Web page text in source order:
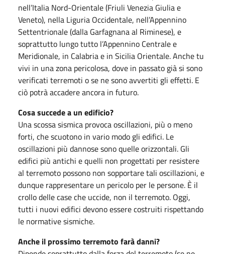
nell’Italia Nord-Orientale (Friuli Venezia Giulia e
Veneto), nella Liguria Occidentale, nell’Appennino
Settentrionale (dalla Garfagnana al Riminese), e
soprattutto lungo tutto l’Appennino Centrale e
Meridionale, in Calabria e in Sicilia Orientale. Anche tu
vivi in una zona pericolosa, dove in passato già si sono
verificati terremoti o se ne sono avvertiti gli effetti. E
ciò potrà accadere ancora in futuro.
Cosa succede a un edificio?
Una scossa sismica provoca oscillazioni, più o meno
forti, che scuotono in vario modo gli edifici. Le
oscillazioni più dannose sono quelle orizzontali. Gli
edifici più antichi e quelli non progettati per resistere
al terremoto possono non sopportare tali oscillazioni, e
dunque rappresentare un pericolo per le persone. È il
crollo delle case che uccide, non il terremoto. Oggi,
tutti i nuovi edifici devono essere costruiti rispettando
le normative sismiche.
Anche il prossimo terremoto farà danni?